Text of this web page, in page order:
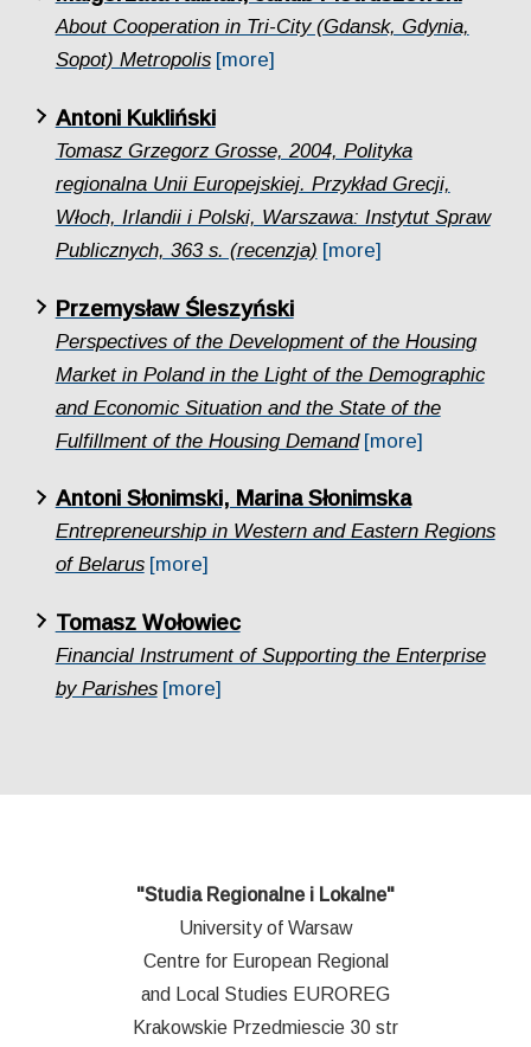
About Cooperation in Tri-City (Gdansk, Gdynia,
Sopot) Metropolis [more]
Antoni Kukliński
Tomasz Grzegorz Grosse, 2004, Polityka
regionalna Unii Europejskiej. Przykład Grecji,
Włoch, Irlandii i Polski, Warszawa: Instytut Spraw
Publicznych, 363 s. (recenzja) [more]
Przemysław Śleszyński
Perspectives of the Development of the Housing
Market in Poland in the Light of the Demographic
and Economic Situation and the State of the
Fulfillment of the Housing Demand [more]
Antoni Słonimski, Marina Słonimska
Entrepreneurship in Western and Eastern Regions
of Belarus [more]
Tomasz Wołowiec
Financial Instrument of Supporting the Enterprise
by Parishes [more]
"Studia Regionalne i Lokalne"
University of Warsaw
Centre for European Regional
and Local Studies EUROREG
Krakowskie Przedmiescie 30 str